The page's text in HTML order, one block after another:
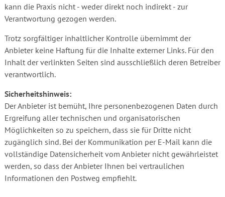
kann die Praxis nicht - weder direkt noch indirekt - zur
Verantwortung gezogen werden.
Trotz sorgfältiger inhaltlicher Kontrolle übernimmt der
Anbieter keine Haftung für die Inhalte externer Links. Für den
Inhalt der verlinkten Seiten sind ausschließlich deren Betreiber
verantwortlich.
Sicherheitshinweis:
Der Anbieter ist bemüht, Ihre personenbezogenen Daten durch
Ergreifung aller technischen und organisatorischen
Möglichkeiten so zu speichern, dass sie für Dritte nicht
zugänglich sind. Bei der Kommunikation per E-Mail kann die
vollständige Datensicherheit vom Anbieter nicht gewährleistet
werden, so dass der Anbieter Ihnen bei vertraulichen
Informationen den Postweg empfiehlt.